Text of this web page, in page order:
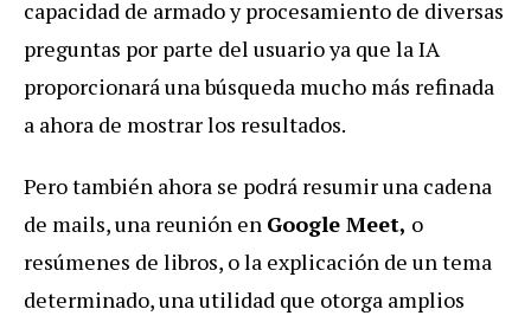
capacidad de armado y procesamiento de diversas
preguntas por parte del usuario ya que la IA
proporcionará una búsqueda mucho más refinada
a ahora de mostrar los resultados.
Pero también ahora se podrá resumir una cadena
de mails, una reunión en Google Meet, o
resúmenes de libros, o la explicación de un tema
determinado, una utilidad que otorga amplios